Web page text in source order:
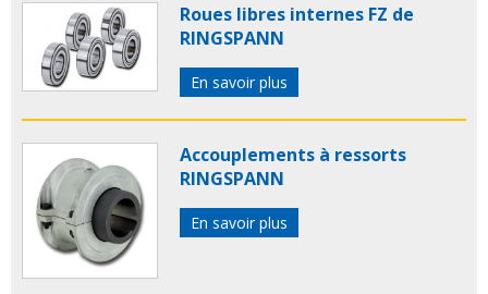
Roues libres internes FZ de
RINGSPANN
En savoir plus
Accouplements à ressorts
RINGSPANN
En savoir plus